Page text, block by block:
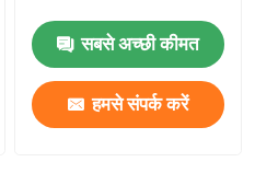
सबसे अच्छी कीमत
हमसे संपर्क करें